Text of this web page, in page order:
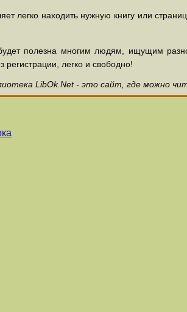
легко находить нужную книгу или
полезна многим людям, ищущим
регистрации, легко и свободно!
LibOk.Net - это сайт, где можно